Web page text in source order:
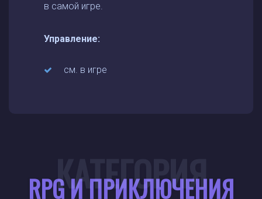
в самой игре.
Управление:
см. в игре
RPG И ПРИКЛЮЧЕНИЯ
КАТЕГОРИЯ